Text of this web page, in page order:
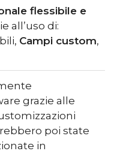
flessibile e
all’uso di:
Campi custom,
grazie alle
poi state
in